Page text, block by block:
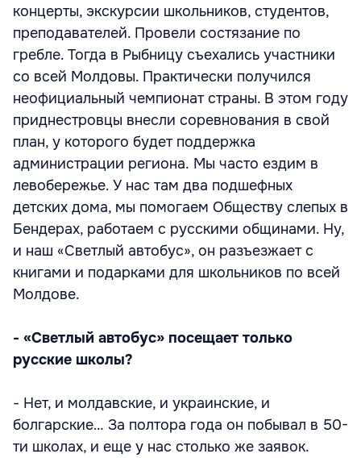
концерты, экскурсии школьников, студентов,
преподавателей. Провели состязание по
гребле. Тогда в Рыбницу съехались участники
со всей Молдовы. Практически получился
неофициальный чемпионат страны. В этом году
приднестровцы внесли соревнования в свой
план, у которого будет поддержка
администрации региона. Мы часто ездим в
левобережье. У нас там два подшефных
детских дома, мы помогаем Обществу слепых в
Бендерах, работаем с русскими общинами. Ну,
и наш «Светлый автобус», он разъезжает с
книгами и подарками для школьников по всей
Молдове.
- «Светлый автобус» посещает только
русские школы?
- Нет, и молдавские, и украинские, и
болгарские… За полтора года он побывал в 50-
ти школах, и еще у нас столько же заявок.